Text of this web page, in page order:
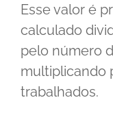
Esse valor é
calculado
pelo número
multiplicando
trabalhados.